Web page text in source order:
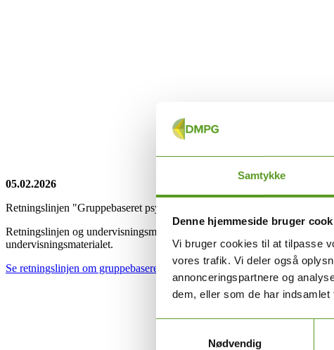
Samtykke
Denne hjemmeside bruger
Vi bruger cookies til at tilpasse
vores trafik. Vi deler også
annonceringspartnere og
dem, eller som de har
Nødvendig
05.02.2026
Retningslinjen "Gruppebaseret psykoedukation for unge og voksne med
Retningslinjen og undervisningsmaterialet har til formål at sikre en høj
undervisningsmaterialet.
Se retningslinjen om gruppebaseret psykoedukation her.